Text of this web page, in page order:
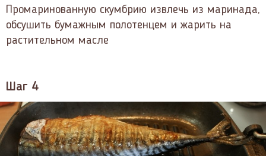
Промаринованную скумбрию извлечь из маринада,
обсушить бумажным полотенцем и жарить на
растительном масле
Шаг 4